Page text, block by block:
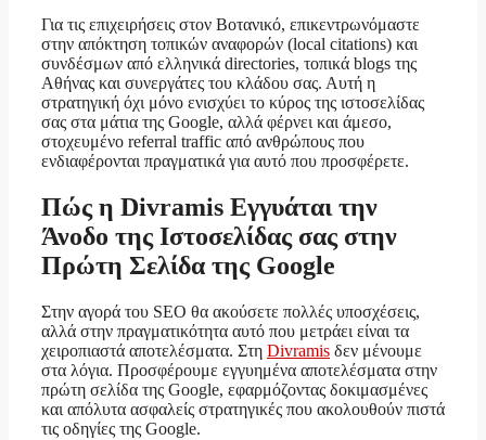
Για τις επιχειρήσεις στον Βοτανικό, επικεντρωνόμαστε
στην απόκτηση τοπικών αναφορών (local citations) και
συνδέσμων από ελληνικά directories, τοπικά blogs της
Αθήνας και συνεργάτες του κλάδου σας. Αυτή η
στρατηγική όχι μόνο ενισχύει το κύρος της ιστοσελίδας
σας στα μάτια της Google, αλλά φέρνει και άμεσο,
στοχευμένο referral traffic από ανθρώπους που
ενδιαφέρονται πραγματικά για αυτό που προσφέρετε.
Πώς η Divramis Εγγυάται την
Άνοδο της Ιστοσελίδας σας στην
Πρώτη Σελίδα της Google
Στην αγορά του SEO θα ακούσετε πολλές υποσχέσεις,
αλλά στην πραγματικότητα αυτό που μετράει είναι τα
χειροπιαστά αποτελέσματα. Στη Divramis δεν μένουμε
στα λόγια. Προσφέρουμε εγγυημένα αποτελέσματα στην
πρώτη σελίδα της Google, εφαρμόζοντας δοκιμασμένες
και απόλυτα ασφαλείς στρατηγικές που ακολουθούν πιστά
τις οδηγίες της Google.